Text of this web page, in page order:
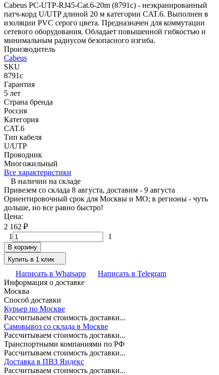
Cabeus PC-UTP-RJ45-Cat.6-20m (8791c) - неэкранированный
патч-корд U/UTP длиной 20 м категории CAT.6. Выполнен в
изоляции PVC серого цвета. Предназначен для коммутации
сетевого оборудования. Обладает повышенной гибкостью и
минимальным радиусом безопасного изгиба.
Производитель
Cabeus
SKU
8791c
Гарантия
5 лет
Страна бренда
Россия
Категория
CAT.6
Тип кабеля
U/UTP
Проводник
Многожильный
Все характеристики
В наличии на складе
Привезем со склада 8 августа, доставим - 9 августа
Ориентировочный срок для Москвы и МО; в регионы - чуть
дольше, но все равно быстро!
Цена:
2 162 ₽
1
1
В корзину
Купить в 1 клик
Написать в Whatsapp
Написать в Telegram
Информация о доставке
Москва
Способ доставки
Курьер по Москве
Рассчитываем стоимость доставки...
Самовывоз со склада в Москве
Рассчитываем стоимость доставки...
Транспортными компаниями по РФ
Рассчитываем стоимость доставки...
Доставка в ПВЗ Яндекс
Рассчитываем стоимость доставки...